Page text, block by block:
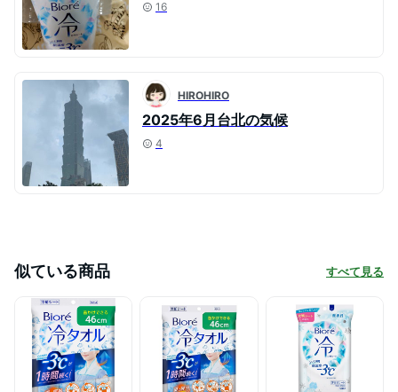
16
HIROHIRO
2025年6月台北の気候
4
似ている商品 すべて見る